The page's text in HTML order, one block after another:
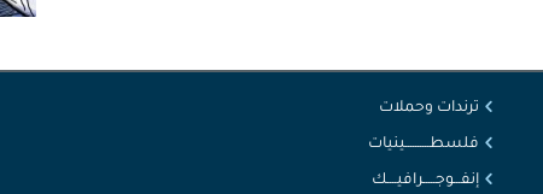
ترندات وحملات
فلسطــــــــــينيات
إنفـــوجـــــرافيــــك